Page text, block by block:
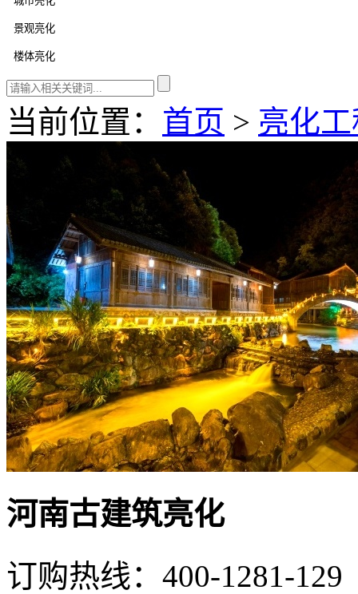
当前位置： 首页 > 亮化
河南古建筑亮化
订购热线： 400-1281-129